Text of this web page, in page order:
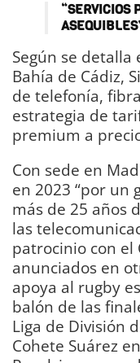
“SERVICIOS
Según se detalla
Bahía de Cádiz,
de telefonía,
estrategia de
premium a
Con sede en
en 2023 “por un
más de 25 años
las
patrocinio con el
anunciados en
apoya al rugby
balón de las
Liga de División
Cohete Suárez